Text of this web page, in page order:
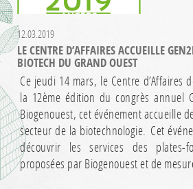
12.03.2019
LE CENTRE D’AFFAIRES ACCUEILLE
BIOTECH DU GRAND OUEST
Ce jeudi 14 mars, le Centre d’Affaires
la 12ème édition du congrès annuel
Biogenouest, cet événement accueille
secteur de la biotechnologie. Cet
découvrir les services des plates-
proposées par Biogenouest et de